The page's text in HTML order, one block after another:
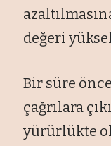
değeri
Bir süre
çağrılara
yürürlükte